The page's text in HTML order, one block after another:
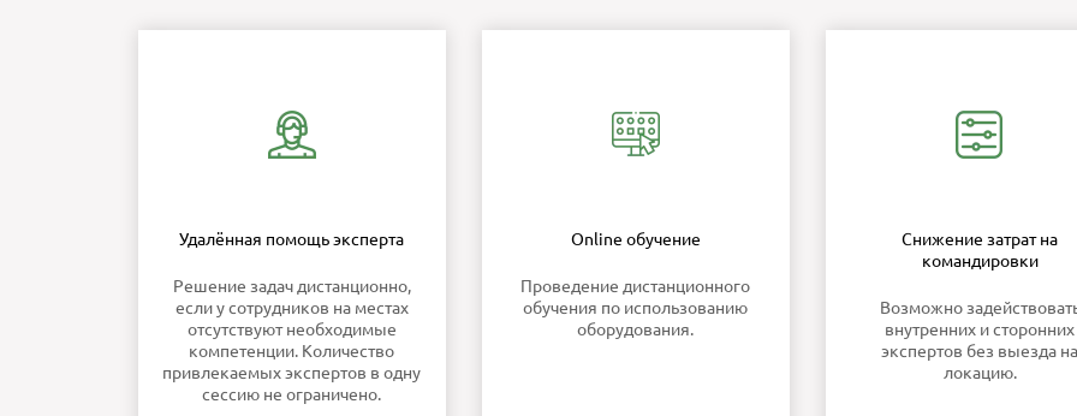
Удалённая помощь эксперта
Решение задач дистанционно,
если у сотрудников на местах
отсутствуют необходимые
компетенции. Количество
привлекаемых экспертов в одну
сессию не ограничено.
Online обучение
Проведение дистанционного
обучения по использованию
оборудования.
Снижение затрат на
командировки
Возможно
внутренних и сторонних
экспертов без выезда
локацию.